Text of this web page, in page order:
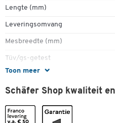
Inclusief een dubbelzijdig
Eenvoudige bladwissel
Niet-geleidend
Veiliger dan universele
Minder bladwisselingen =
Vervangbaar blad
Diameter: 18 mm
Totale lengte: 135 mm
Toon meer
Lengte (mm)
Leveringsomvang
Mesbreedte (mm)
Tüv/gs-getest
Schäfer Shop kwaliteit